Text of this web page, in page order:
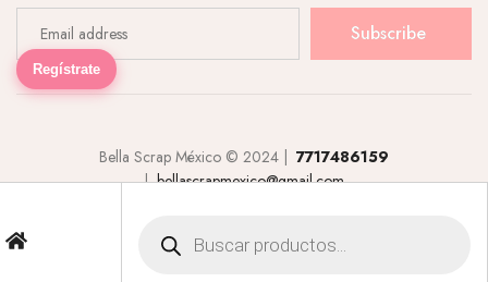
Subscribe
Bella Scrap México © 2024 | 7717486159
|bellascrapmexico@gmail.com
Regístrate